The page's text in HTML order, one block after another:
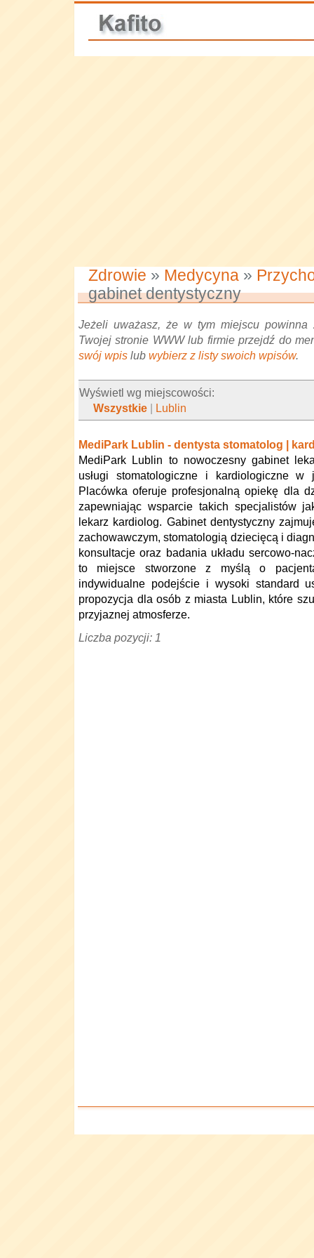
Zdrowie » Medycyna »
gabinet dentystyczny
Jeżeli uważasz, że w tym miejscu powinna
Twojej stronie WWW lub firmie przejdź do
swój wpis lub wybierz z listy swoich wpisów.
Wyświetl wg miejscowości:
Wszystkie | Lublin
MediPark Lublin - dentysta stomatolog |
MediPark Lublin to nowoczesny gabinet
usługi stomatologiczne i kardiologiczne w
Placówka oferuje profesjonalną opiekę dla
zapewniając wsparcie takich specjalistów
lekarz kardiolog. Gabinet dentystyczny
zachowawczym, stomatologią dziecięcą i
konsultacje oraz badania układu sercowo-
to miejsce stworzone z myślą o
indywidualne podejście i wysoki standard
propozycja dla osób z miasta Lublin, które
przyjaznej atmosferze.
Liczba pozycji: 1